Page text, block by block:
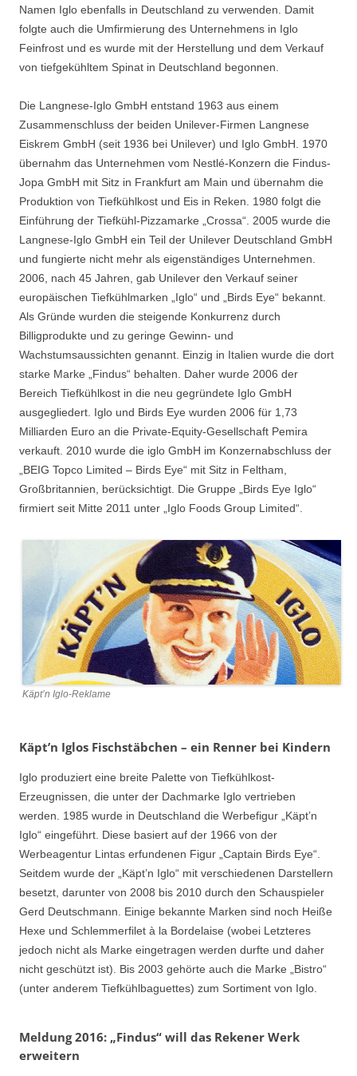
Namen Iglo ebenfalls in Deutschland zu verwenden. Damit
folgte auch die Umfirmierung des Unternehmens in Iglo
Feinfrost und es wurde mit der Herstellung und dem Verkauf
von tiefgekühltem Spinat in Deutschland begonnen.
Die Langnese-Iglo GmbH entstand 1963 aus einem
Zusammenschluss der beiden Unilever-Firmen Langnese
Eiskrem GmbH (seit 1936 bei Unilever) und Iglo GmbH. 1970
übernahm das Unternehmen vom Nestlé-Konzern die Findus-
Jopa GmbH mit Sitz in Frankfurt am Main und übernahm die
Produktion von Tiefkühlkost und Eis in Reken. 1980 folgt die
Einführung der Tiefkühl-Pizzamarke „Crossa“. 2005 wurde die
Langnese-Iglo GmbH ein Teil der Unilever Deutschland GmbH
und fungierte nicht mehr als eigenständiges Unternehmen.
2006, nach 45 Jahren, gab Unilever den Verkauf seiner
europäischen Tiefkühlmarken „Iglo“ und „Birds Eye“ bekannt.
Als Gründe wurden die steigende Konkurrenz durch
Billigprodukte und zu geringe Gewinn- und
Wachstumsaussichten genannt. Einzig in Italien wurde die dort
starke Marke „Findus“ behalten. Daher wurde 2006 der
Bereich Tiefkühlkost in die neu gegründete Iglo GmbH
ausgegliedert. Iglo und Birds Eye wurden 2006 für 1,73
Milliarden Euro an die Private-Equity-Gesellschaft Pemira
verkauft. 2010 wurde die iglo GmbH im Konzernabschluss der
„BEIG Topco Limited – Birds Eye“ mit Sitz in Feltham,
Großbritannien, berücksichtigt. Die Gruppe „Birds Eye Iglo“
firmiert seit Mitte 2011 unter „Iglo Foods Group Limited“.
Käpt’n Iglo-Reklame
Käpt’n Iglos Fischstäbchen – ein Renner bei Kindern
Iglo produziert eine breite Palette von Tiefkühlkost-
Erzeugnissen, die unter der Dachmarke Iglo vertrieben
werden. 1985 wurde in Deutschland die Werbefigur „Käpt’n
Iglo“ eingeführt. Diese basiert auf der 1966 von der
Werbeagentur Lintas erfundenen Figur „Captain Birds Eye“.
Seitdem wurde der „Käpt’n Iglo“ mit verschiedenen Darstellern
besetzt, darunter von 2008 bis 2010 durch den Schauspieler
Gerd Deutschmann. Einige bekannte Marken sind noch Heiße
Hexe und Schlemmerfilet à la Bordelaise (wobei Letzteres
jedoch nicht als Marke eingetragen werden durfte und daher
nicht geschützt ist). Bis 2003 gehörte auch die Marke „Bistro“
(unter anderem Tiefkühlbaguettes) zum Sortiment von Iglo.
Meldung 2016: „Findus“ will das Rekener Werk
erweitern